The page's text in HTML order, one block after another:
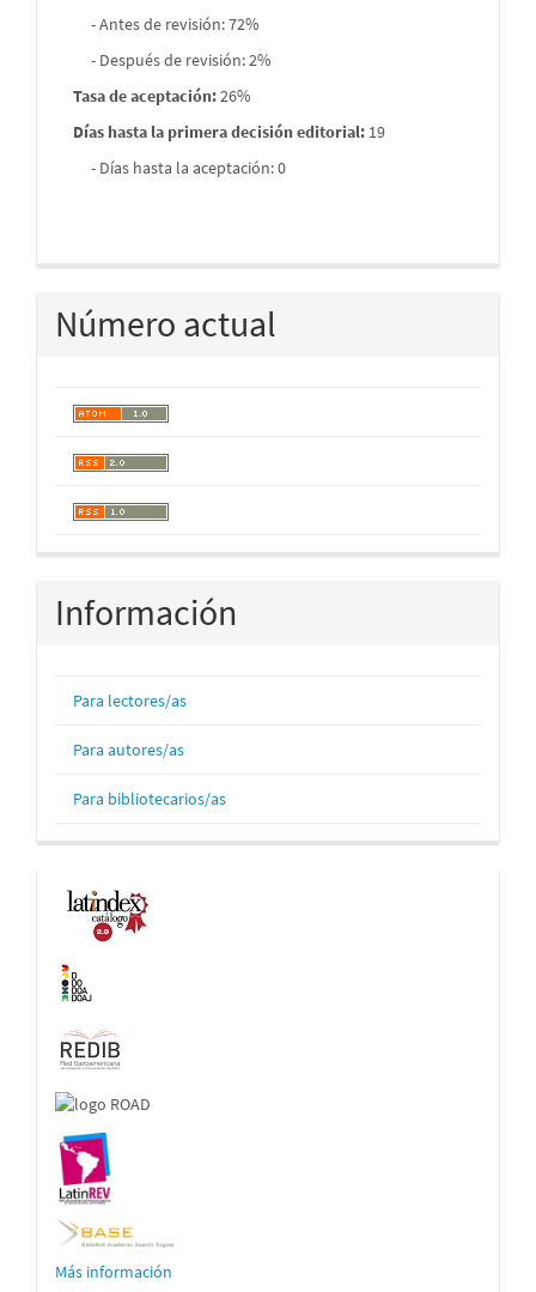
- Antes de revisión: 72%
- Después de revisión: 2%
Tasa de aceptación:26%
Días hasta la primera decisión editorial: 19
- Días hasta la aceptación: 0
Número actual
Información
Para lectores/as
Para autores/as
Para bibliotecarios/as
Indexaciones
Más información